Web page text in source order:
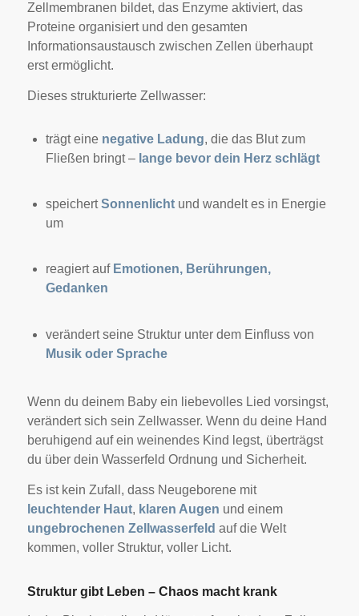
Zellmembranen bildet, das Enzyme aktiviert, das
Proteine organisiert und den gesamten
Informationsaustausch zwischen Zellen überhaupt
erst ermöglicht.
Dieses strukturierte Zellwasser:
trägt eine negative Ladung, die das Blut zum
Fließen bringt – lange bevor dein Herz schlägt
speichertSonnenlichtund wandelt es in Energie
um
reagiert auf Emotionen, Berührungen,
Gedanken
verändert seine Struktur unter dem Einfluss von
Musik oder Sprache
Wenn du deinem Baby ein liebevolles Lied vorsingst,
verändert sich sein Zellwasser. Wenn du deine Hand
beruhigend auf ein weinendes Kind legst, überträgst
du über dein Wasserfeld Ordnung und Sicherheit.
Es ist kein Zufall, dass Neugeborene mit
leuchtender Haut, klaren Augen und einem
ungebrochenen Zellwasserfeld auf die Welt
kommen, voller Struktur, voller Licht.
Struktur gibt Leben – Chaos macht krank